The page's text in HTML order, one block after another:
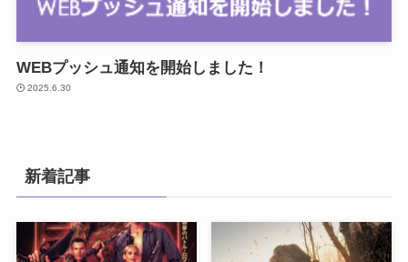
WEBプッシュ通知を開始しました！
2025.6.30
新着記事